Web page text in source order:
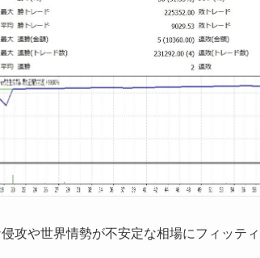
攻や世界情勢が不安定な相場にフィッテ